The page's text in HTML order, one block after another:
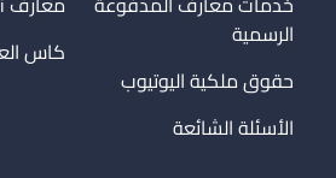
الرسمية
حقوق ملكية اليوتيوب
الأسئلة الشائعة
كاس